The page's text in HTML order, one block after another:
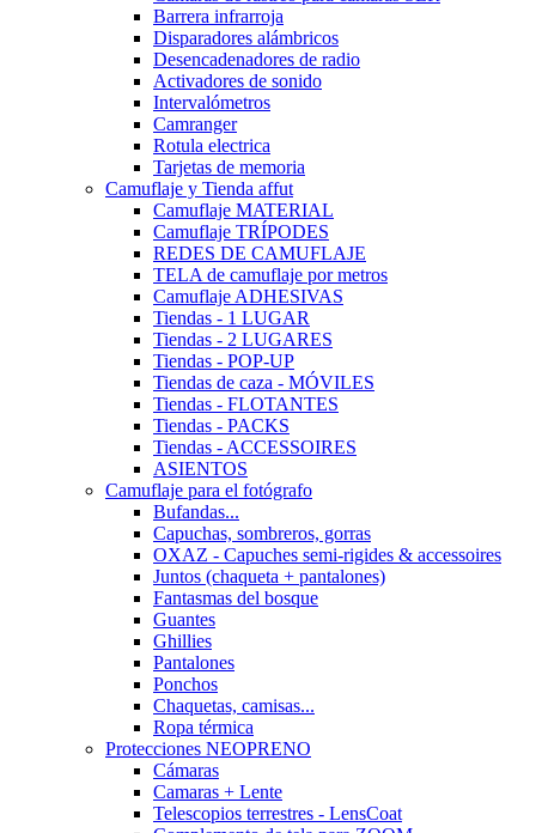
Barrera infrarroja
Disparadores alámbricos
Desencadenadores de radio
Activadores de sonido
Intervalómetros
Camranger
Rotula electrica
Tarjetas de memoria
Camuflaje y Tienda affut
Camuflaje MATERIAL
Camuflaje TRÍPODES
REDES DE CAMUFLAJE
TELA de camuflaje por metros
Camuflaje ADHESIVAS
Tiendas - 1 LUGAR
Tiendas - 2 LUGARES
Tiendas - POP-UP
Tiendas de caza - MÓVILES
Tiendas - FLOTANTES
Tiendas - PACKS
Tiendas - ACCESSOIRES
ASIENTOS
Camuflaje para el fotógrafo
Bufandas...
Capuchas, sombreros, gorras
OXAZ - Capuches semi-rigides & accessoires
Juntos (chaqueta + pantalones)
Fantasmas del bosque
Guantes
Ghillies
Pantalones
Ponchos
Chaquetas, camisas...
Ropa térmica
Protecciones NEOPRENO
Cámaras
Camaras + Lente
Telescopios terrestres - LensCoat